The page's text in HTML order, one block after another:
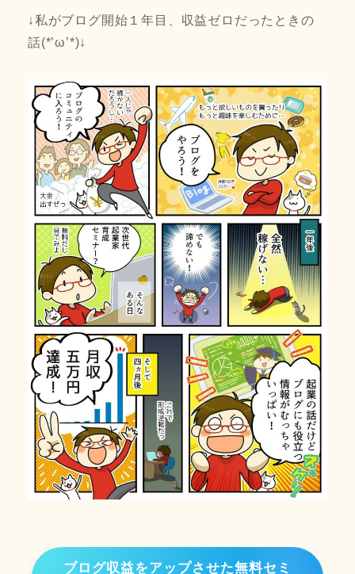
↓私がブログ開始１年目、収益ゼロだったときの
話(*’ω’*)↓
ブログ収益をアップさせた無料セミ